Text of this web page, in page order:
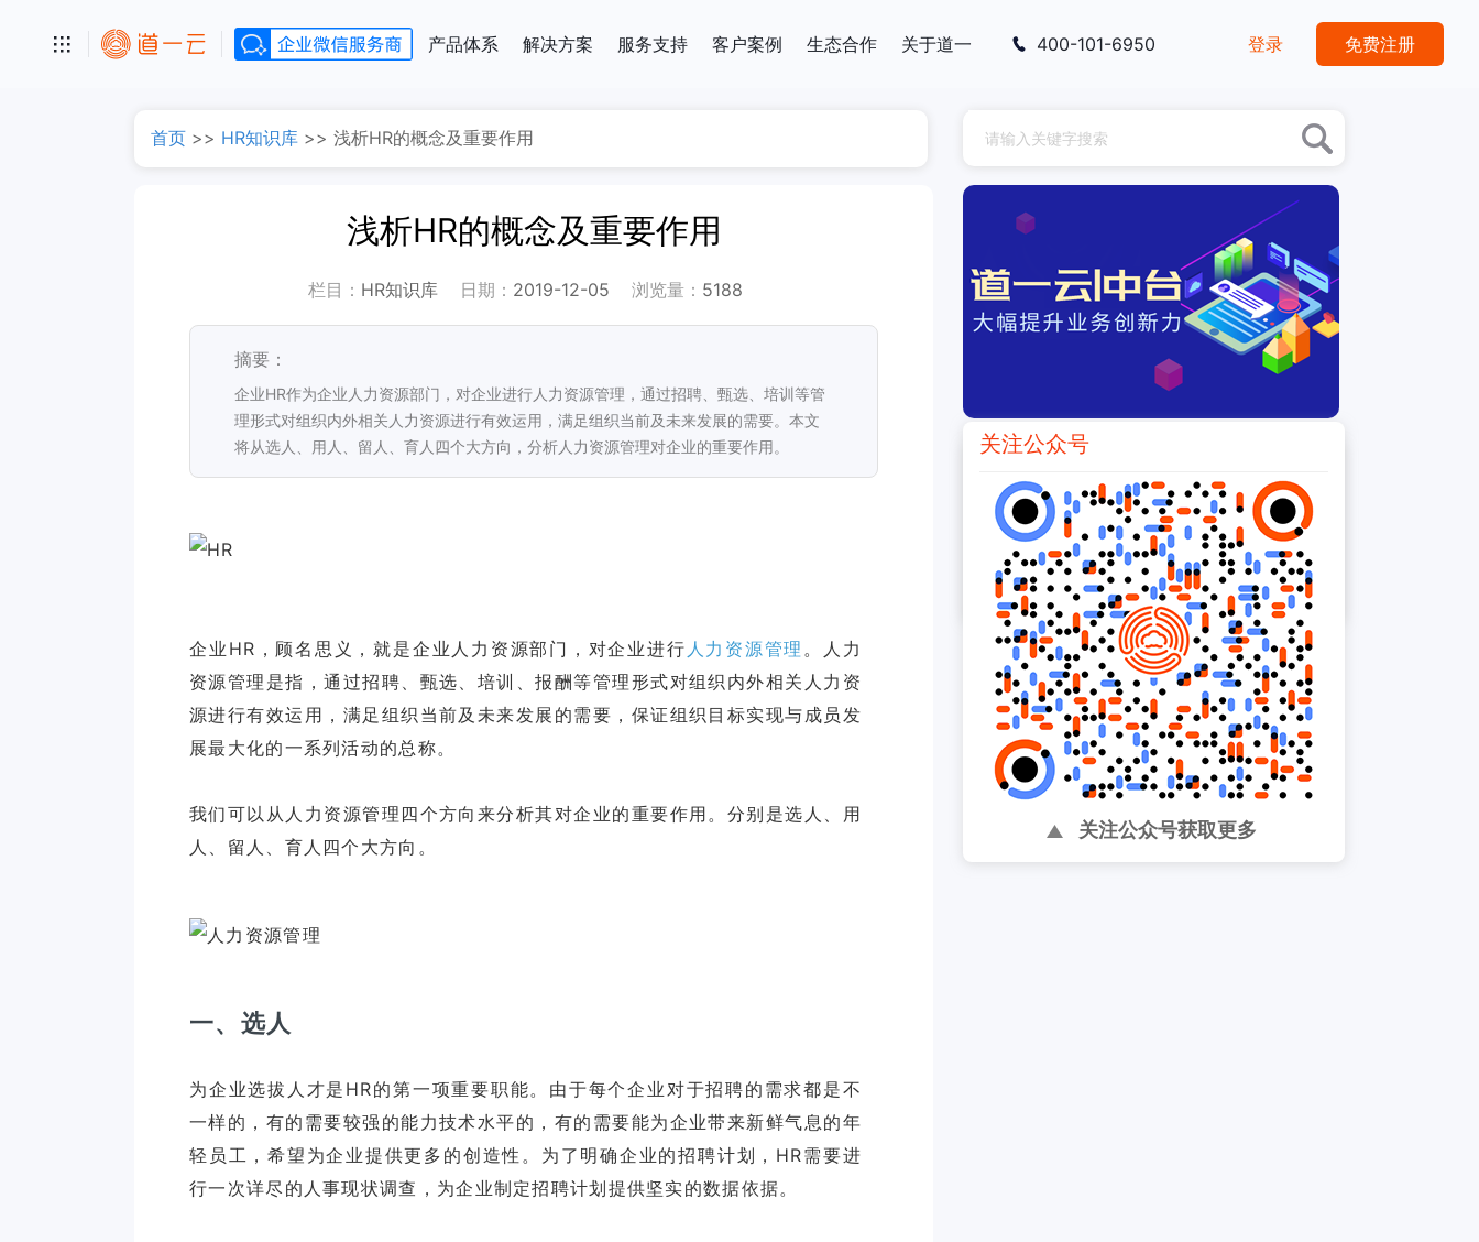
产品体系 解决方案 服务支持 客户案例 生态合作 关于道一 400-101-6950 登录 免费注册
首页 >> HR知识库 >> 浅析HR的概念及重要作用
浅析HR的概念及重要作用
栏目： HR知识库 日期： 2019-12-05 浏览量： 5188
摘要：
企业HR作为企业人力资源部门，对企业进行人力资源管理，通过招聘、甄选、培训等管
理形式对组织内外相关人力资源进行有效运用，满足组织当前及未来发展的需要。本文
将从选人、用人、留人、育人四个大方向，分析人力资源管理对企业的重要作用。
企业HR，顾名思义，就是企业人力资源部门，对企业进行 人力资源管理 。人力
资源管理是指，通过招聘、甄选、培训、报酬等管理形式对组织内外相关人力资
源进行有效运用，满足组织当前及未来发展的需要，保证组织目标实现与成员发
展最大化的一系列活动的总称。
我们可以从人力资源管理四个方向来分析其对企业的重要作用。分别是选人、用
人、留人、育人四个大方向。
一、选人
为企业选拔人才是HR的第一项重要职能。由于每个企业对于招聘的需求都是不
一样的，有的需要较强的能力技术水平的，有的需要能为企业带来新鲜气息的年
轻员工，希望为企业提供更多的创造性。为了明确企业的招聘计划，HR需要进
行一次详尽的人事现状调查，为企业制定招聘计划提供坚实的数据依据。
推荐阅读
以太太乐为中心，帮助提升
内部组织效率 ...
关注公众号
关注公众号获取更多